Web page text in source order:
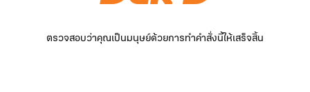
ตรวจสอบว่าคุณเป็นมนุษย์ด้วยการทำคำสั่งนี้ให้เสร็จสิ้น